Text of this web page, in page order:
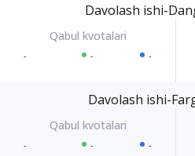
Davolash ishi-
- - -
Davolash ishi-
- - -